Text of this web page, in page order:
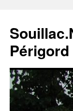
Périgord